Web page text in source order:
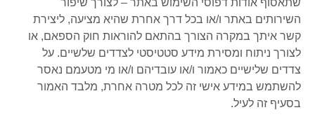
שתאסוף אודות דפוסי השימוש באתר – לצורך שיפור
השירותים באתר ו/או בכל דרך אחרת שהיא מציעה, ליצירת
קשר איתך במקרה הצורך בהתאם להוראות חוק הספאם, או
לצורך ניתוח ומסירת מידע סטטיסטי לצדדים שלשיים. על
צדדים שלישיים כאמור ו/או עובדיהם ו/או מי מטעמם נאסר
להשתמש במידע אישי זה לכל מטרה אחרת, מלבד האמור
בסעיף זה לעיל.